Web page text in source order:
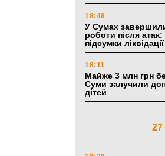
18:48
У Сумах
роботи після
підсумки
18:11
Майже 3 млн грн
Суми залучили
дітей
27